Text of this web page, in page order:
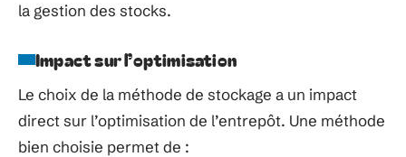
la gestion des stocks.
Impact sur l’optimisation
Le choix de la méthode de stockage a un impact
direct sur l’optimisation de l’entrepôt. Une méthode
bien choisie permet de :